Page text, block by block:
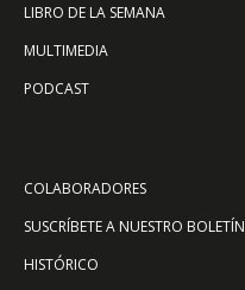
LIBRO DE LA SEMANA
MULTIMEDIA
PODCAST
COLABORADORES
SUSCRÍBETE A NUESTRO BOLETÍN
HISTÓRICO